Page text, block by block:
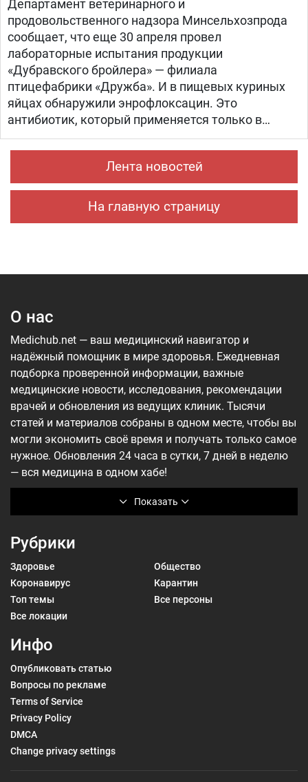
Департамент ветеринарного и
продовольственного надзора Минсельхозпрода
сообщает, что еще 30 апреля провел
лабораторные испытания продукции
«Дубравского бройлера» — филиала
птицефабрики «Дружба». И в пищевых куриных
яйцах обнаружили энрофлоксацин. Это
антибиотик, который применяется только в
ветеринарии для лечения сельскохозяйственных,
домашних животных и птиц.
Лента новостей
На главную страницу
О нас
Показать
Medichub.net — ваш медицинский навигатор и
надёжный помощник в мире здоровья. Ежедневная
подборка проверенной информации, важные
медицинские новости, исследования, рекомендации
врачей и обновления из ведущих клиник. Тысячи
статей и материалов собраны в одном месте, чтобы вы
могли экономить своё время и получать только самое
нужное. Обновления 24 часа в сутки, 7 дней в неделю
— вся медицина в одном хабе!
Рубрики
Здоровье
Общество
Коронавирус
Карантин
Топ темы
Все персоны
Все локации
Инфо
Опубликовать статью
Вопросы по рекламе
Terms of Service
Privacy Policy
DMCA
Change privacy settings